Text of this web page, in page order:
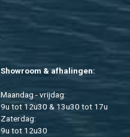
Show­room & af­ha­lin­gen:
Maan­dag - vrij­dag:
9u tot 12u30 & 13u30 tot 17u
Za­ter­dag:
9u tot 12u30